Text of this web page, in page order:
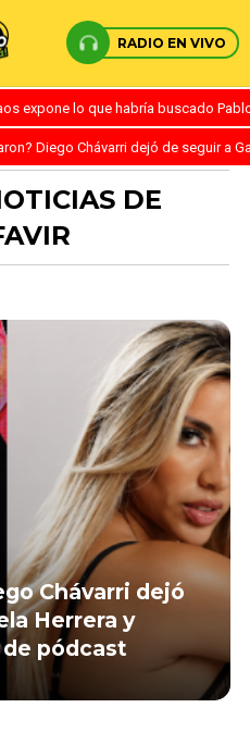
RADIO EN VIVO
expone lo que habría buscado
Diego Chávarri dejó de seguir a
DE
Chávarri dejó
Herrera y
pódcast